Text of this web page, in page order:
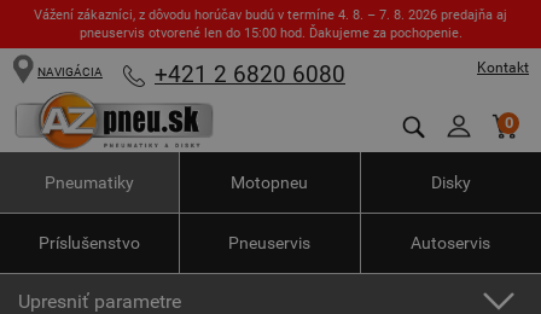
Vážení zákazníci, z dôvodu horúčav budú v termíne 4. 8. – 7. 8. 2026 predajňa aj
pneuservis otvorené len do 15:00 hod. Ďakujeme za pochopenie.
Kontakt
NAVIGÁCIA +421 2 6820 6080
0
Pneumatiky Motopneu Disky
Príslušenstvo Pneuservis Autoservis
Upresniť parametre